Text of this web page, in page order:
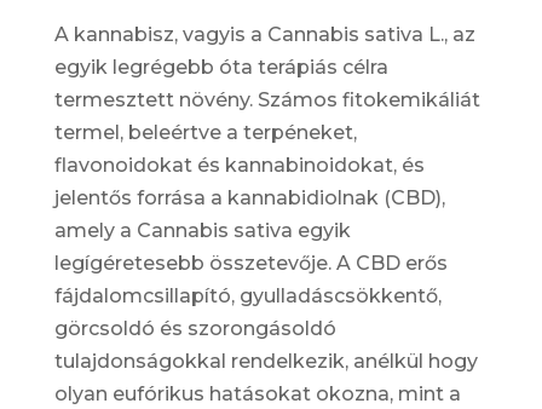
A kannabisz, vagyis a Cannabis sativa L., az
egyik legrégebb óta terápiás célra
termesztett növény. Számos fitokemikáliát
termel, beleértve a terpéneket,
flavonoidokat és kannabinoidokat, és
jelentős forrása a kannabidiolnak (CBD),
amely a Cannabis sativa egyik
legígéretesebb összetevője. A CBD erős
fájdalomcsillapító, gyulladáscsökkentő,
görcsoldó és szorongásoldó
tulajdonságokkal rendelkezik, anélkül hogy
olyan eufórikus hatásokat okozna, mint a